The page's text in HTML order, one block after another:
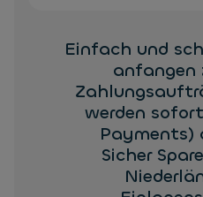
Einfach und
anfangen
werden
Payments)
Sicher